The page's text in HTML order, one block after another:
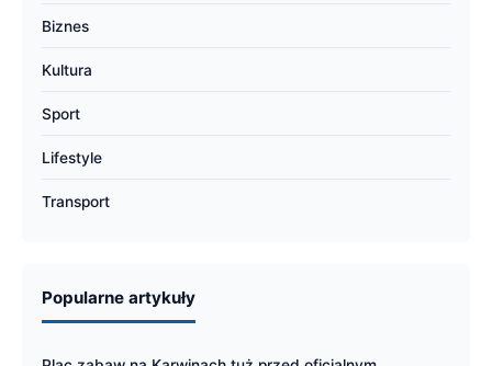
Biznes
Kultura
Sport
Lifestyle
Transport
Popularne artykuły